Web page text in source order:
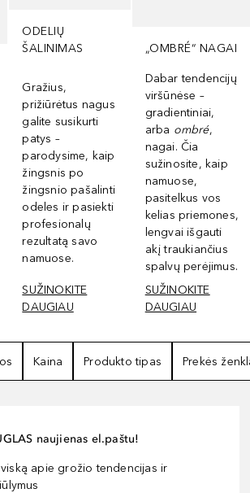
ODELIŲ
ŠALINIMAS
Gražius,
prižiūrėtus nagus
galite susikurti
patys –
parodysime, kaip
žingsnis po
žingsnio pašalinti
odeles ir pasiekti
profesionalų
rezultatą savo
namuose.
SUŽINOKITE
DAUGIAU
„OMBRÉ“ NAGAI
Dabar tendencijų
viršūnėse –
gradientiniai,
arba ombré,
nagai. Čia
sužinosite, kaip
namuose,
pasitelkus vos
kelias priemones,
lengvai išgauti
akį traukiančius
spalvų perėjimus.
SUŽINOKITE
DAUGIAU
Kaina Produkto tipas Prekės
naujienas el.paštu!
apie grožio tendencijas ir